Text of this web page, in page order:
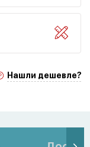
Нашли дешевле?